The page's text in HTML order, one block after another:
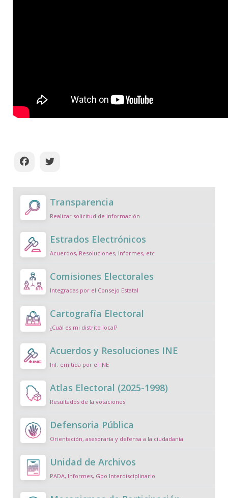
Transparencia
Realizar solicitud de información
Estrados Electrónicos
Acuerdos, Resoluciones, Informes, etc
Comisiones Electorales
Integradas por el Consejo Estatal
Cartografía Electoral
¿Cuál es mi distrito local?
Acuerdos y Resoluciones INE
Inf. emitida por el INE
Atlas Electoral (2025-1998)
Resultados de la votaciones
Defensoria Pública
Orientación, asesoraría y defensa a la ciudadanía
Unidad de Archivos
PADA, Informes, Gpo Interdisciplinario